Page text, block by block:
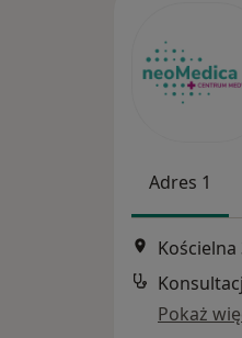
Adres 1
Kościelna
Pokaż